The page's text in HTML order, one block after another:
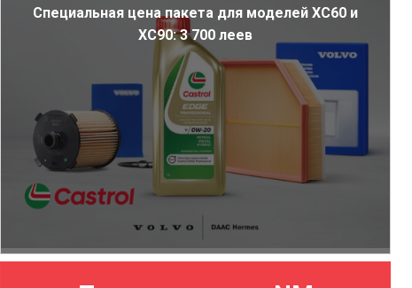
Специальная цена пакета для моделей XC60 и
XC90: 3 700 леев